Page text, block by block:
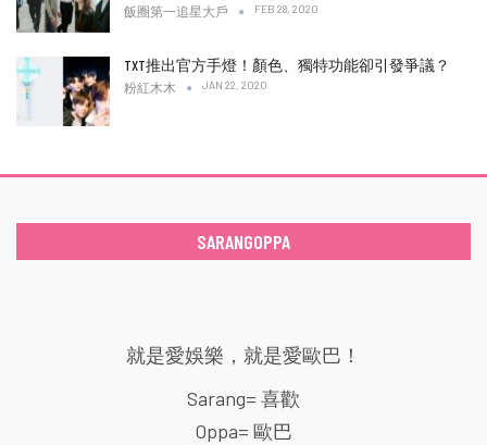
飯圈第一追星大戶 FEB 28, 2020
TXT推出官方手燈！顏色、獨特功能卻引發爭議？
粉紅木木 JAN 22, 2020
SARANGOPPA
就是愛娛樂，就是愛歐巴！
Sarang= 喜歡
Oppa= 歐巴